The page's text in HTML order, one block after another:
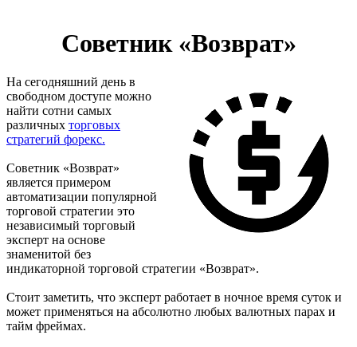
Советник «Возврат»
На сегодняшний день в
свободном доступе можно
найти сотни самых
различных торговых
стратегий форекс.
Cоветник «Возврат»
является примером
автоматизации популярной
торговой стратегии это
независимый торговый
эксперт на основе
знаменитой без
индикаторной торговой стратегии «Возврат».
Стоит заметить, что эксперт работает в ночное время суток и
может применяться на абсолютно любых валютных парах и
тайм фреймах.